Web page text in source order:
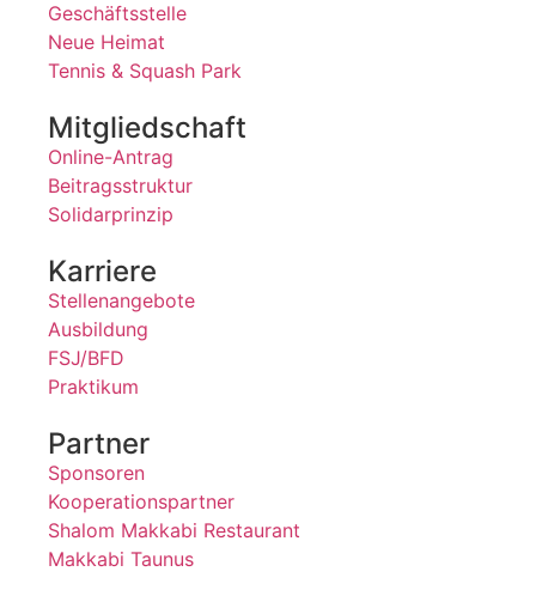
Geschäftsstelle
Neue Heimat
Tennis & Squash Park
Mitgliedschaft
Online-Antrag
Beitragsstruktur
Solidarprinzip
Karriere
Stellenangebote
Ausbildung
FSJ/BFD
Praktikum
Partner
Sponsoren
Kooperationspartner
Shalom Makkabi Restaurant
Makkabi Taunus